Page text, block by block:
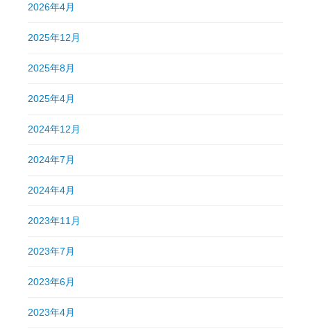
2026年4月
2025年12月
2025年8月
2025年4月
2024年12月
2024年7月
2024年4月
2023年11月
2023年7月
2023年6月
2023年4月